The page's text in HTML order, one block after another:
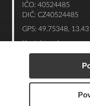
IČO: 40524485
DIČ: CZ40524485
GPS: 49.75348,
Kontakt e-shop:
Po - Pá: 7:00 - 15:30
377 432
Technická